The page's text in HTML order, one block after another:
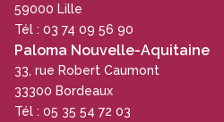
59000 Lille
Tél : 03 74 09 56 90
Paloma Nouvelle-Aquitaine
33, rue Robert Caumont
33300 Bordeaux
Tél : 05 35 54 72 03